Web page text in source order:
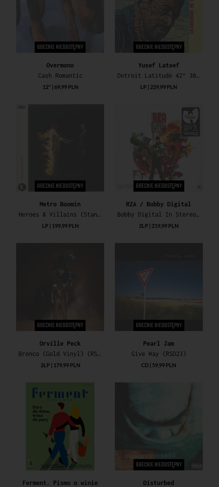
OBECNIE NIEDOSTĘPNY
Overmono
Cash Romantic
12" | 69,99 PLN
OBECNIE NIEDOSTĘPNY
Yusef Lateef
Detroit Latitude 42° 30' Longitude 83° (180g / RSD23)
LP | 229,99 PLN
OBECNIE NIEDOSTĘPNY
Metro Boomin
Heroes & Villains (Standard Vinyl Edition)
LP | 199,99 PLN
OBECNIE NIEDOSTĘPNY
RZA / Bobby Digital
Bobby Digital In Stereo (RSD23)
2LP | 219,99 PLN
OBECNIE NIEDOSTĘPNY
Orville Peck
Bronco (Gold Vinyl) (RSD23)
2LP | 179,99 PLN
OBECNIE NIEDOSTĘPNY
Pearl Jam
Give Way (RSD23)
CD | 59,99 PLN
Ferment. Pismo o winie
OBECNIE NIEDOSTĘPNY
Disturbed